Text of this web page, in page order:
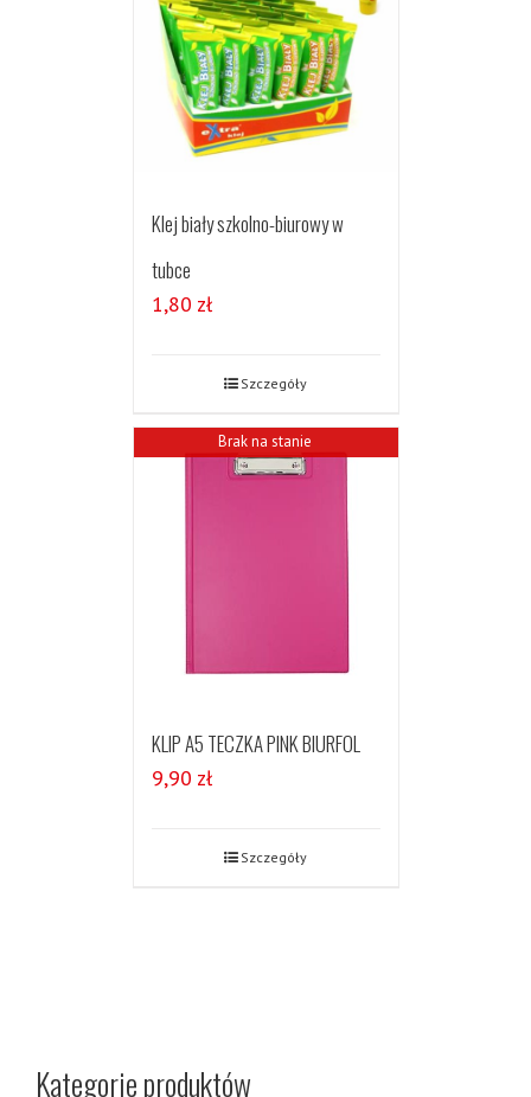
Klej biały szkolno-biurowy w
tubce
1,80 zł
Szczegóły
Brak na stanie
KLIP A5 TECZKA PINK BIURFOL
9,90 zł
Szczegóły
Kategorie produktów